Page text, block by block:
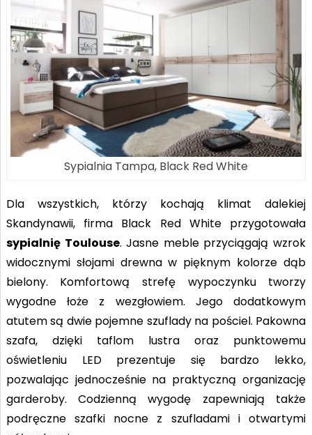
Sypialnia Tampa, Black Red White
Dla wszystkich, którzy kochają klimat dalekiej
Skandynawii, firma Black Red White przygotowała
sypialnię Toulouse. Jasne meble przyciągają wzrok
widocznymi słojami drewna w pięknym kolorze dąb
bielony. Komfortową strefę wypoczynku tworzy
wygodne łoże z wezgłowiem. Jego dodatkowym
atutem są dwie pojemne szuflady na pościel. Pakowna
szafa, dzięki taflom lustra oraz punktowemu
oświetleniu LED prezentuje się bardzo lekko,
pozwalając jednocześnie na praktyczną organizację
garderoby. Codzienną wygodę zapewniają także
podręczne szafki nocne z szufladami i otwartymi